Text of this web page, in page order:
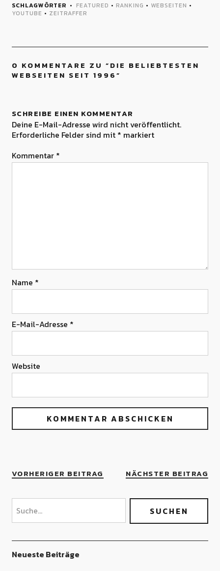
SCHLAGWÖRTER FEATURED • RANKING • WEBSEITEN •
YOUTUBE • ZEITRAFFER
0 KOMMENTARE ZU “DIE BELIEBTESTEN
WEBSEITEN SEIT 1996”
SCHREIBE EINEN KOMMENTAR
Deine E-Mail-Adresse wird nicht veröffentlicht.
Erforderliche Felder sind mit * markiert
Kommentar *
Name *
E-Mail-Adresse *
Website
VORHERIGER BEITRAG NÄCHSTER BEITRAG
Neueste Beiträge